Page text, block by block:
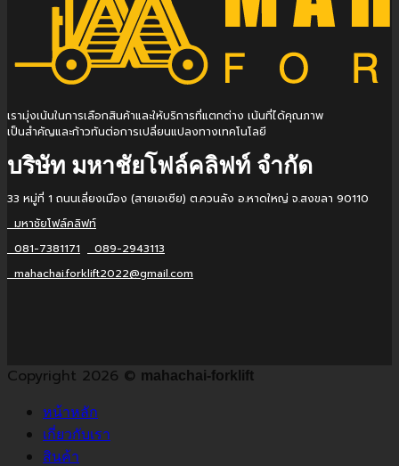
เรามุ่งเน้นในการเลือกสินค้าและให้บริการที่แตกต่าง เน้นที่ได้คุณภาพ
เป็นสำคัญและก้าวทันต่อการเปลี่ยนแปลงทางเทคโนโลยี
บริษัท มหาชัยโฟล์คลิฟท์ จำกัด
33 หมู่ที่ 1 ถนนเลี่ยงเมือง (สายเอเซีย) ต.ควนลัง อ.หาดใหญ่ จ.สงขลา 90110
มหาชัยโฟล์คลิฟท์
081-7381171
089-2943113
mahachai.forklift2022@gmail.com
Copyright 2026 © mahachai-forklift
หน้าหลัก
เกี่ยวกับเรา
สินค้า